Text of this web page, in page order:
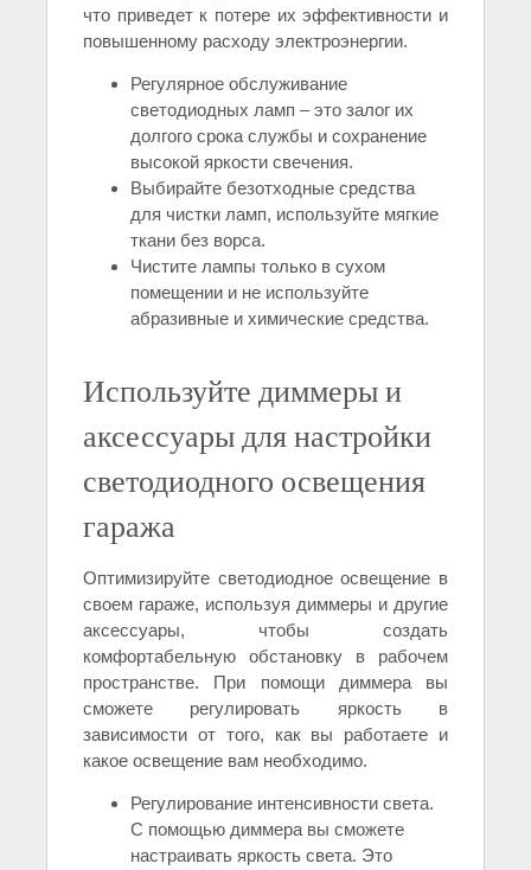
что приведет к потере их эффективности и
повышенному расходу электроэнергии.
Регулярное обслуживание
светодиодных ламп – это залог их
долгого срока службы и сохранение
высокой яркости свечения.
Выбирайте безотходные средства
для чистки ламп, используйте мягкие
ткани без ворса.
Чистите лампы только в сухом
помещении и не используйте
абразивные и химические средства.
Используйте диммеры и
аксессуары для настройки
светодиодного освещения
гаража
Оптимизируйте светодиодное освещение в
своем гараже, используя диммеры и другие
аксессуары, чтобы создать
комфортабельную обстановку в рабочем
пространстве. При помощи диммера вы
сможете регулировать яркость в
зависимости от того, как вы работаете и
какое освещение вам необходимо.
Регулирование интенсивности света.
С помощью диммера вы сможете
настраивать яркость света. Это